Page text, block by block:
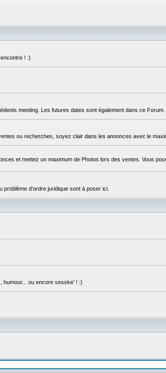
! :)
meeting. Les futures dates sont également dans ce Forum.
ou recherches, soyez clair dans les annonces avec le
et mettez un maximum de Photos lors des ventes. Vous
d'ordre juridique sont à poser ici.
humour... ou encore sesske' ! :)